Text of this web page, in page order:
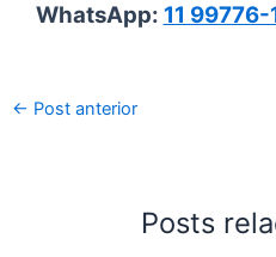
WhatsApp: 11 99776-
← Post anterior
Posts